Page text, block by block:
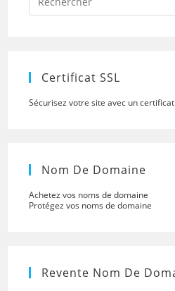
Certificat SSL
Sécurisez votre site avec un certificat
Nom De Domaine
Achetez vos noms de domaine
Protégez vos noms de domaine
Revente Nom De